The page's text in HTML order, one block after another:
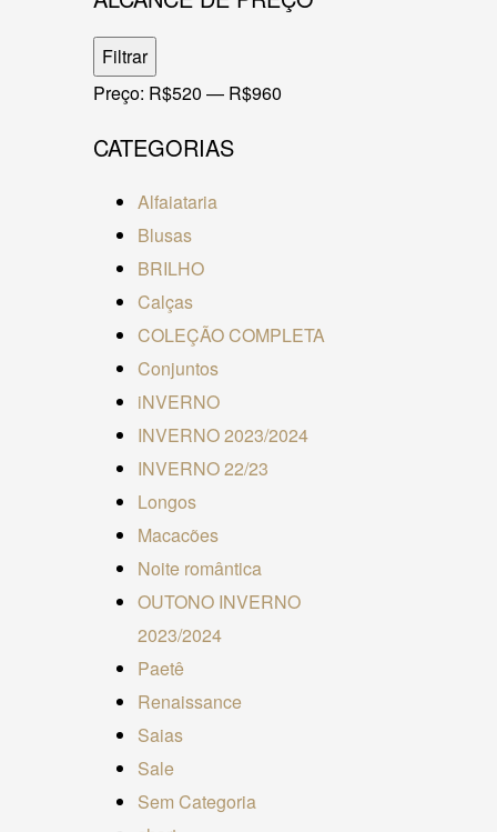
Preço
mínimo
Preço
máximo
Filtrar
Preço: R$520 — R$960
CATEGORIAS
Alfaiataria
Blusas
BRILHO
Calças
COLEÇÃO COMPLETA
Conjuntos
iNVERNO
INVERNO 2023/2024
INVERNO 22/23
Longos
Macacões
Noite romântica
OUTONO INVERNO
2023/2024
Paetê
Renaissance
Saias
Sale
Sem Categoria